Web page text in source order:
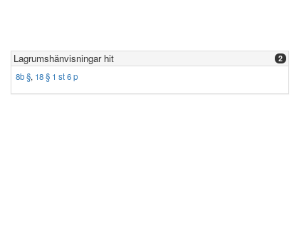
Lagrumshänvisningar hit 2
8b §, 18 § 1 st 6 p